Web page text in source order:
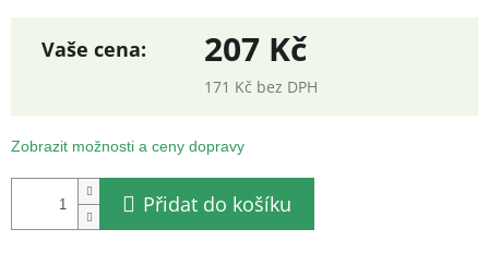
207 Kč
171 Kč bez DPH
cena:
Zobrazit možnosti a ceny dopravy
Přidat do košíku